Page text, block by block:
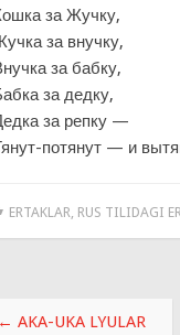
за Жучку,
за внучку,
за бабку,
за дедку,
за репку —
потянут — и
ERTAKLAR, RUS TILIDAGI
← AKA-UKA LYULAR